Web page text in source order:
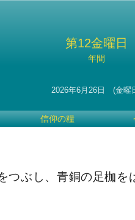
第12金曜日
年間
2026年6月26日 (金曜
信仰の糧
つぶし、青銅の足枷を